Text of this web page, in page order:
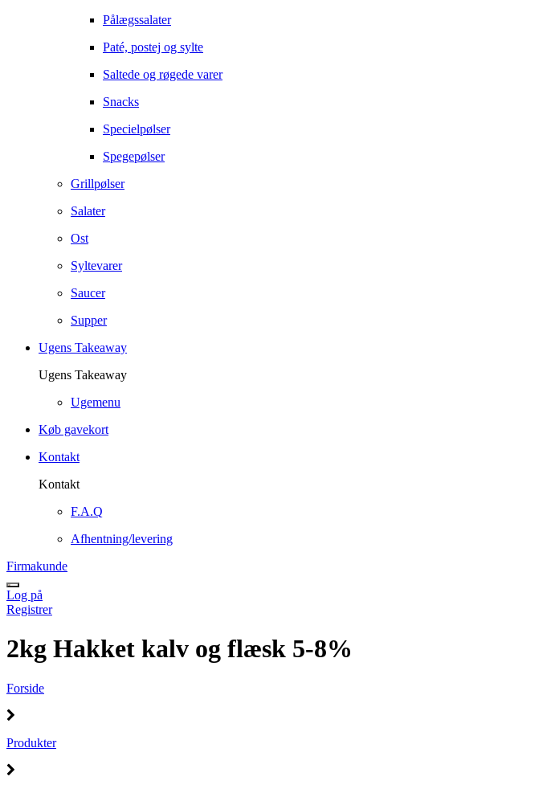
Pålægssalater
Paté, postej og sylte
Saltede og røgede varer
Snacks
Specielpølser
Spegepølser
Grillpølser
Salater
Ost
Syltevarer
Saucer
Supper
Ugens Takeaway
Ugens Takeaway
Ugemenu
Køb gavekort
Kontakt
Kontakt
F.A.Q
Afhentning/levering
Firmakunde
Log på
Registrer
2kg Hakket kalv og flæsk 5-8%
Forside
Produkter